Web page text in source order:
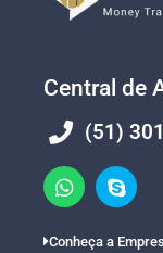
Central de
(51)
Conheça a